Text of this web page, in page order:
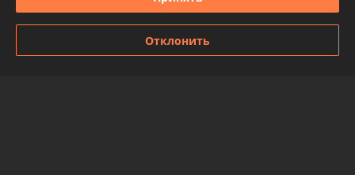
Сделка подтверждена через корзину
Отклонить